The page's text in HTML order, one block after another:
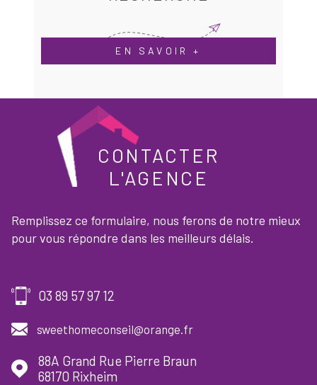
EN SAVOIR +
CONTACTER
L'AGENCE
Remplissez ce formulaire, nous ferons de notre mieux
pour vous répondre dans les meilleurs délais.
03 89 57 97 12
sweethomeconseil@orange.fr
88A Grand Rue Pierre Braun
68170
Rixheim